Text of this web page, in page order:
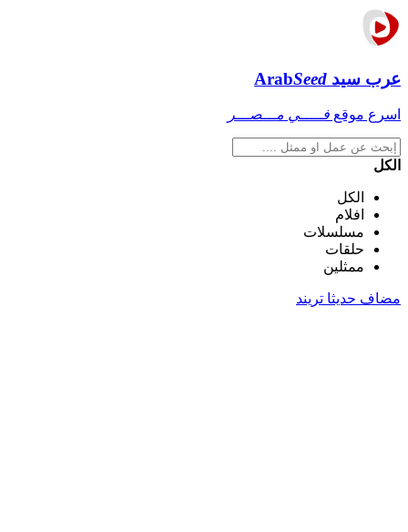
عرب سيد ArabSeed
اسرع موقع فـــــي مـــصـــر
الكل
الكل
افلام
مسلسلات
حلقات
ممثلين
مضاف حديثا تريند